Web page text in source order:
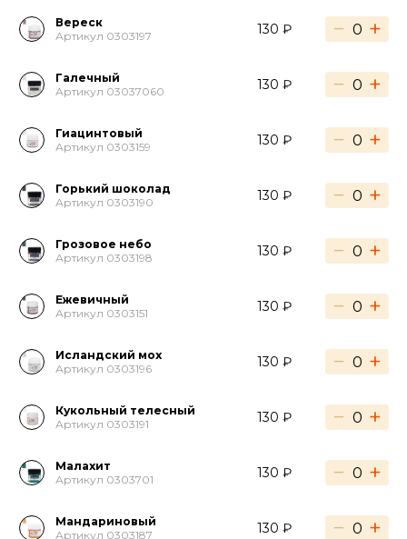
Вереск
Артикул 0303197
130 ₽ − +
Галечный
Артикул 03037060
130 ₽ − +
Гиацинтовый
Артикул 0303159
130 ₽ − +
Горький шоколад
Артикул 0303190
130 ₽ − +
Грозовое небо
Артикул 0303198
130 ₽ − +
Ежевичный
Артикул 0303151
130 ₽ − +
Исландский мох
Артикул 0303196
130 ₽ − +
Кукольный телесный
Артикул 0303191
130 ₽ − +
Малахит
Артикул 0303701
130 ₽ − +
Мандариновый
Артикул 0303187
130 ₽ − +